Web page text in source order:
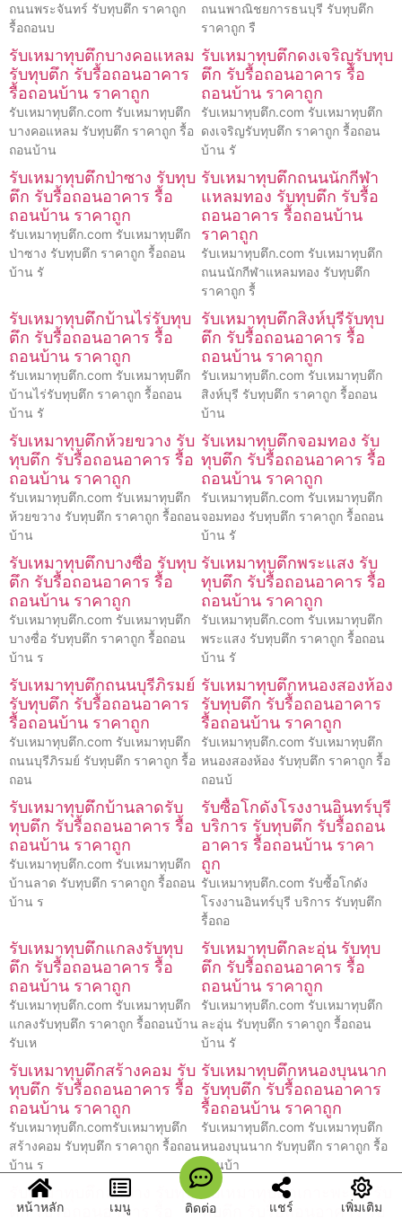
ถนนพระจันทร์ รับทุบตึก ราคาถูก
รื้อถอนบ
ถนนพาณิชยการธนบุรี รับทุบตึก
ราคาถูก รื
รับเหมาทุบตึกบางคอแหลม
รับทุบตึก รับรื้อถอนอาคาร
รื้อถอนบ้าน ราคาถูก
รับเหมาทุบตึก.com รับเหมาทุบตึก
บางคอแหลม รับทุบตึก ราคาถูก รื้อ
ถอนบ้าน
รับเหมาทุบตึกดงเจริญรับทุบ
ตึก รับรื้อถอนอาคาร รื้อ
ถอนบ้าน ราคาถูก
รับเหมาทุบตึก.com รับเหมาทุบตึก
ดงเจริญรับทุบตึก ราคาถูก รื้อถอน
บ้าน รั
รับเหมาทุบตึกป่าซาง รับทุบ
ตึก รับรื้อถอนอาคาร รื้อ
ถอนบ้าน ราคาถูก
รับเหมาทุบตึก.com รับเหมาทุบตึก
ป่าซาง รับทุบตึก ราคาถูก รื้อถอน
บ้าน รั
รับเหมาทุบตึกถนนนักกีฬา
แหลมทอง รับทุบตึก รับรื้อ
ถอนอาคาร รื้อถอนบ้าน
ราคาถูก
รับเหมาทุบตึก.com รับเหมาทุบตึก
ถนนนักกีฬาแหลมทอง รับทุบตึก
ราคาถูก รื้
รับเหมาทุบตึกบ้านไร่รับทุบ
ตึก รับรื้อถอนอาคาร รื้อ
ถอนบ้าน ราคาถูก
รับเหมาทุบตึก.com รับเหมาทุบตึก
บ้านไร่รับทุบตึก ราคาถูก รื้อถอน
บ้าน รั
รับเหมาทุบตึกสิงห์บุรีรับทุบ
ตึก รับรื้อถอนอาคาร รื้อ
ถอนบ้าน ราคาถูก
รับเหมาทุบตึก.com รับเหมาทุบตึก
สิงห์บุรี รับทุบตึก ราคาถูก รื้อถอน
บ้าน
รับเหมาทุบตึกห้วยขวาง รับ
ทุบตึก รับรื้อถอนอาคาร รื้อ
ถอนบ้าน ราคาถูก
รับเหมาทุบตึก.com รับเหมาทุบตึก
ห้วยขวาง รับทุบตึก ราคาถูก รื้อถอน
บ้าน
รับเหมาทุบตึกจอมทอง รับ
ทุบตึก รับรื้อถอนอาคาร รื้อ
ถอนบ้าน ราคาถูก
รับเหมาทุบตึก.com รับเหมาทุบตึก
จอมทอง รับทุบตึก ราคาถูก รื้อถอน
บ้าน รั
รับเหมาทุบตึกบางซื่อ รับทุบ
ตึก รับรื้อถอนอาคาร รื้อ
ถอนบ้าน ราคาถูก
รับเหมาทุบตึก.com รับเหมาทุบตึก
บางซื่อ รับทุบตึก ราคาถูก รื้อถอน
บ้าน ร
รับเหมาทุบตึกพระแสง รับ
ทุบตึก รับรื้อถอนอาคาร รื้อ
ถอนบ้าน ราคาถูก
รับเหมาทุบตึก.com รับเหมาทุบตึก
พระแสง รับทุบตึก ราคาถูก รื้อถอน
บ้าน รั
รับเหมาทุบตึกถนนบุรีภิรมย์
รับทุบตึก รับรื้อถอนอาคาร
รื้อถอนบ้าน ราคาถูก
รับเหมาทุบตึก.com รับเหมาทุบตึก
ถนนบุรีภิรมย์ รับทุบตึก ราคาถูก รื้อ
ถอน
รับเหมาทุบตึกหนองสองห้อง
รับทุบตึก รับรื้อถอนอาคาร
รื้อถอนบ้าน ราคาถูก
รับเหมาทุบตึก.com รับเหมาทุบตึก
หนองสองห้อง รับทุบตึก ราคาถูก รื้อ
ถอนบ้
รับเหมาทุบตึกบ้านลาดรับ
ทุบตึก รับรื้อถอนอาคาร รื้อ
ถอนบ้าน ราคาถูก
รับเหมาทุบตึก.com รับเหมาทุบตึก
บ้านลาด รับทุบตึก ราคาถูก รื้อถอน
บ้าน ร
รับซื้อโกดังโรงงานอินทร์บุรี
บริการ รับทุบตึก รับรื้อถอน
อาคาร รื้อถอนบ้าน ราคา
ถูก
รับเหมาทุบตึก.com รับซื้อโกดัง
โรงงานอินทร์บุรี บริการ รับทุบตึก
รื้อถอ
รับเหมาทุบตึกแกลงรับทุบ
ตึก รับรื้อถอนอาคาร รื้อ
ถอนบ้าน ราคาถูก
รับเหมาทุบตึก.com รับเหมาทุบตึก
แกลงรับทุบตึก ราคาถูก รื้อถอนบ้าน
รับเห
รับเหมาทุบตึกละอุ่น รับทุบ
ตึก รับรื้อถอนอาคาร รื้อ
ถอนบ้าน ราคาถูก
รับเหมาทุบตึก.com รับเหมาทุบตึก
ละอุ่น รับทุบตึก ราคาถูก รื้อถอน
บ้าน รั
รับเหมาทุบตึกสร้างคอม รับ
ทุบตึก รับรื้อถอนอาคาร รื้อ
ถอนบ้าน ราคาถูก
รับเหมาทุบตึก.comรับเหมาทุบตึก
สร้างคอม รับทุบตึก ราคาถูก รื้อถอน
บ้าน ร
รับเหมาทุบตึกหนองบุนนาก
รับทุบตึก รับรื้อถอนอาคาร
รื้อถอนบ้าน ราคาถูก
รับเหมาทุบตึก.com รับเหมาทุบตึก
หนองบุนนาก รับทุบตึก ราคาถูก รื้อ
ถอนบ้า
รับเหมาทุบตึกลำปาง รับทุบ
ตึก รับรื้อถอนอาคาร รื้อ
รับเหมาทุบตึกเกาะพะงัน รับ
ทุบตึก รับรื้อถอนอาคาร รื้อ
หน้าหลัก เมนู ติดต่อ แชร์ เพิ่มเติม